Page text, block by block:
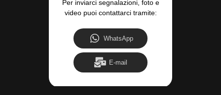
Per inviarci segnalazioni, foto e
video puoi contattarci tramite:
WhatsApp
E-mail